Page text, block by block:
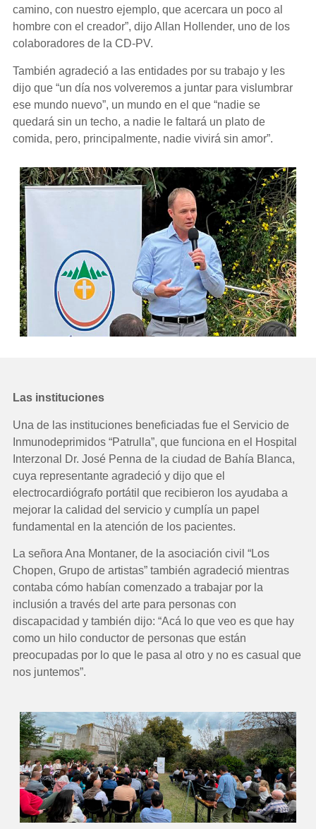
camino, con nuestro ejemplo, que acercara un poco al
hombre con el creador”, dijo Allan Hollender, uno de los
colaboradores de la CD-PV.
También agradeció a las entidades por su trabajo y les
dijo que “un día nos volveremos a juntar para vislumbrar
ese mundo nuevo”, un mundo en el que “nadie se
quedará sin un techo, a nadie le faltará un plato de
comida, pero, principalmente, nadie vivirá sin amor”.
Las instituciones
Una de las instituciones beneficiadas fue el Servicio de
Inmunodeprimidos “Patrulla”, que funciona en el Hospital
Interzonal Dr. José Penna de la ciudad de Bahía Blanca,
cuya representante agradeció y dijo que el
electrocardiógrafo portátil que recibieron los ayudaba a
mejorar la calidad del servicio y cumplía un papel
fundamental en la atención de los pacientes.
La señora Ana Montaner, de la asociación civil “Los
Chopen, Grupo de artistas” también agradeció mientras
contaba cómo habían comenzado a trabajar por la
inclusión a través del arte para personas con
discapacidad y también dijo: “Acá lo que veo es que hay
como un hilo conductor de personas que están
preocupadas por lo que le pasa al otro y no es casual que
nos juntemos”.